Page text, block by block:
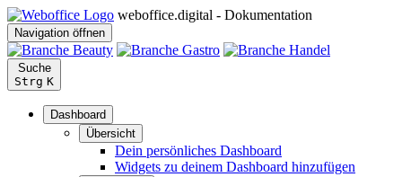
weboffice.digital - Dokumentation
Navigation öffnen
Suche
Strg K
Dashboard
Übersicht
Dein persönliches Dashboard
Widgets zu deinem Dashboard hinzufügen